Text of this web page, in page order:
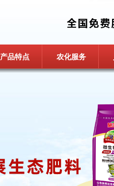
产品特点 农化服务